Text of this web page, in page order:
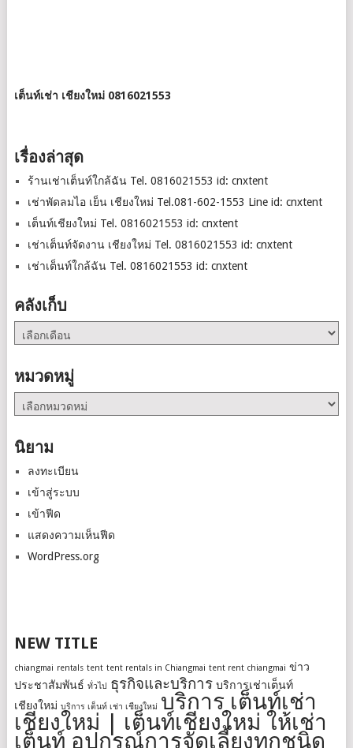
เต็นท์เช่า เชียงใหม่ 0816021553
เรื่องล่าสุด
ร้านเช่าเต็นท์ใกล้ฉัน Tel. 0816021553 id: cnxtent
เช่าพัดลมไอ เย็น เชียงใหม่ Tel.081-602-1553 Line id: cnxtent
เต็นท์เชียงใหม่ Tel. 0816021553 id: cnxtent
เช่าเต็นท์จัดงาน เชียงใหม่ Tel. 0816021553 id: cnxtent
เช่าเต็นท์ใกล้ฉัน Tel. 0816021553 id: cnxtent
คลังเก็บ
คลัง
เก็บ
หมวดหมู่
หมวด
หมู่
นิยาม
ลงทะเบียน
เข้าสู่ระบบ
เข้าฟีด
แสดงความเห็นฟีด
WordPress.org
NEW TITLE
chiangmai rentals tent tent rentals in Chiangmai tent rent chiangmai ข่าว
ประชาสัมพันธ์ ทั่วไป ธุรกิจและบริการ บริการเช่าเต็นท์
เชียงใหม่ บริการ เต็นท์ เช่า เชียงใหม่ บริการ เต็นท์เช่า
เชียงใหม่ | เต็นท์เชียงใหม่ ให้เช่า
เต็นท์ อุปกรณ์การจัดเลี้ยงทุกชนิด